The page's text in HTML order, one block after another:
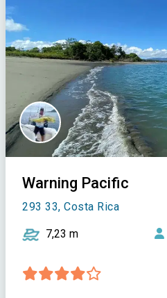
Warning Pacific
293 33, Costa Rica
7,23 m